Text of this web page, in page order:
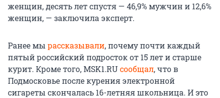
женщин, десять лет спустя — 46,9% мужчин и 12,6%
женщин, — заключила эксперт.
Ранее мы рассказывали, почему почти каждый
пятый российский подросток от 15 лет и старше
курит. Кроме того, MSK1.RUсообщал, что в
Подмосковье после курения электронной
сигареты скончалась 16-летняя школьница. И это